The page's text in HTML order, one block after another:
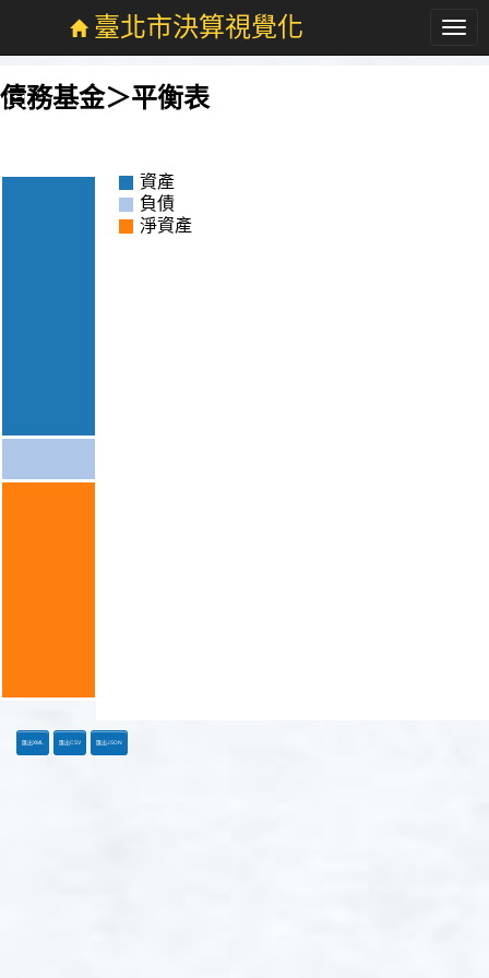
臺北市決算視覺化
:::
債務基金-平衡表
債務基金＞平衡表
資產
負債
淨資產
匯出XML 匯出CSV 匯出JSON